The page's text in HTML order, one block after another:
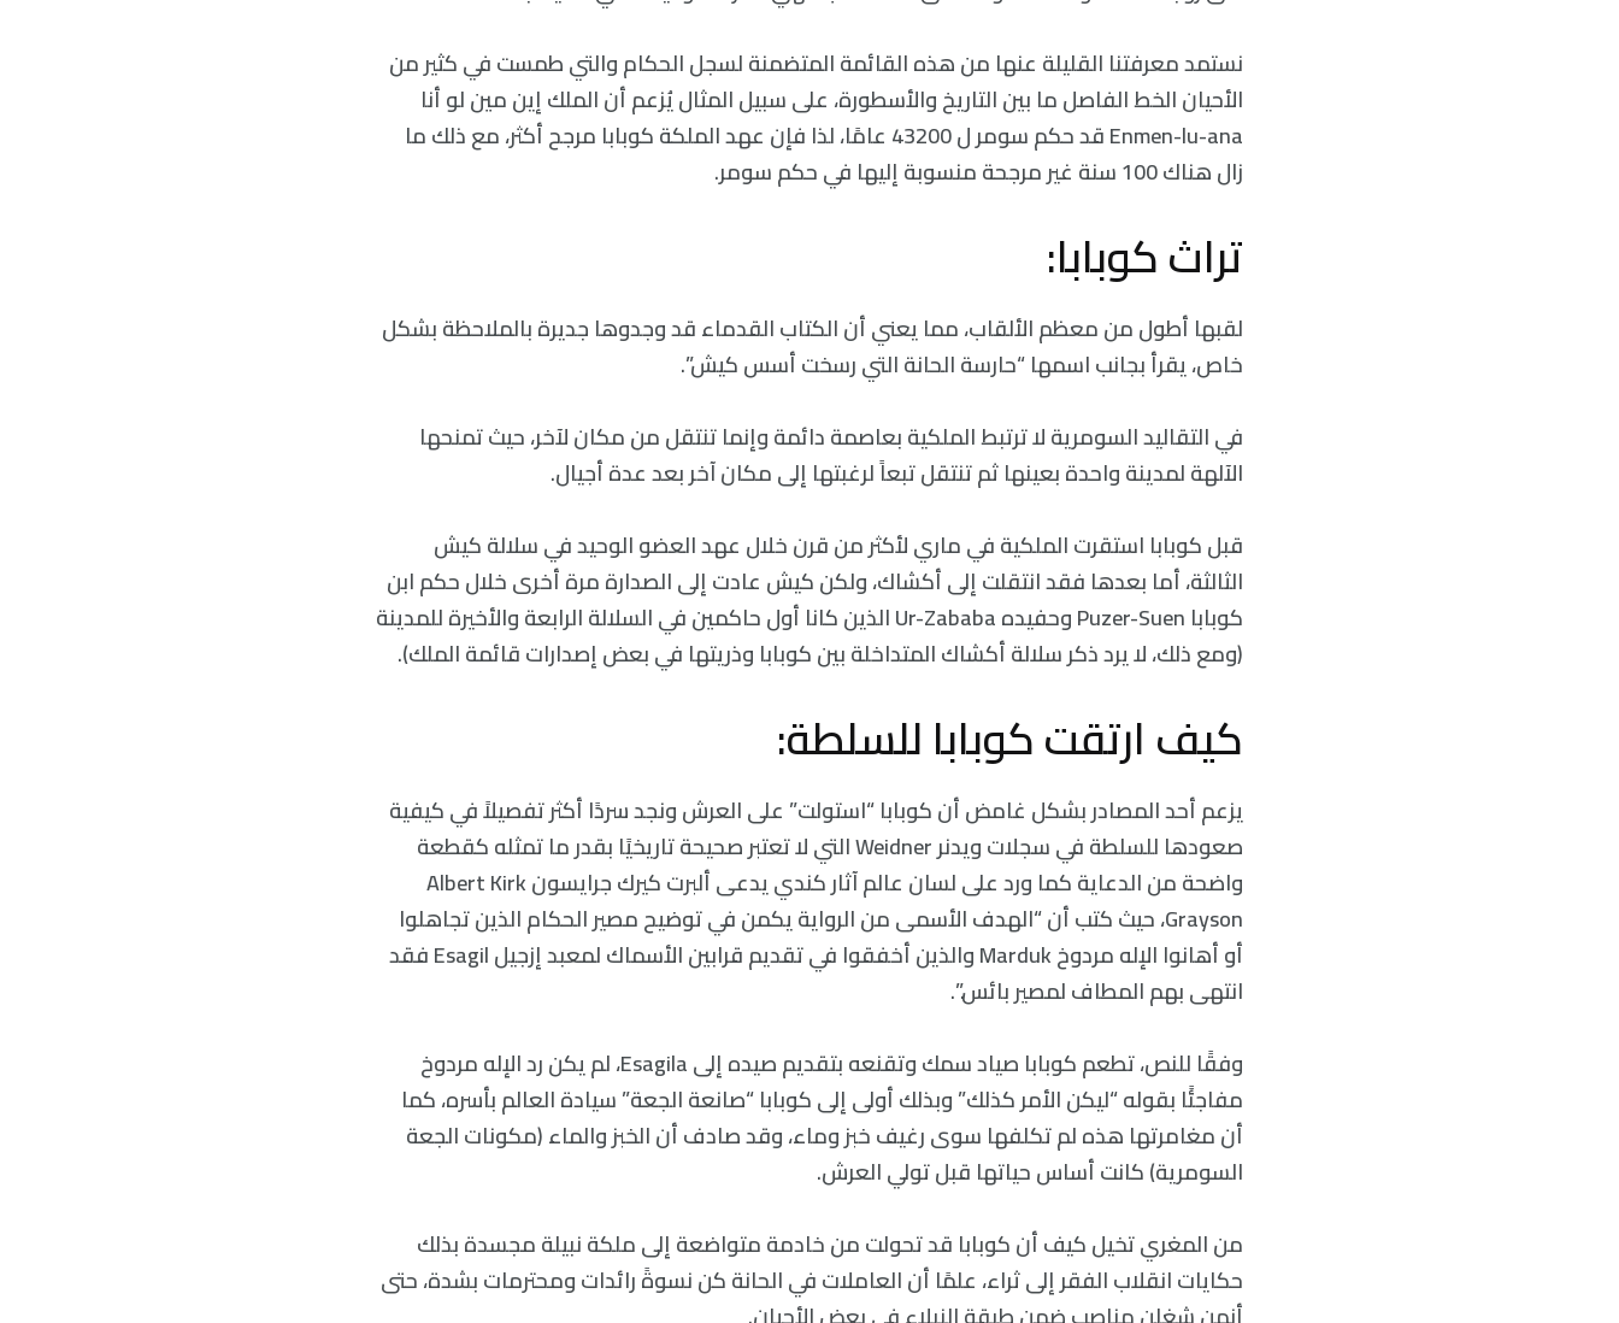
نستمد معرفتنا القليلة عنها من هذه القائمة المتضمنة لسجل الحكام والتي طمست في كثير من
الأحيان الخط الفاصل ما بين التاريخ والأسطورة، على سبيل المثال يُزعم أن الملك إين مين لو أنا
Enmen-lu-ana قد حكم سومر ل 43200 عامًا، لذا فإن عهد الملكة كوبابا مرجح أكثر، مع ذلك ما
زال هناك 100 سنة غير مرجحة منسوبة إليها في حكم سومر.
تراث كوبابا:
لقبها أطول من معظم الألقاب، مما يعني أن الكتاب القدماء قد وجدوها جديرة بالملاحظة بشكل
خاص، يقرأ بجانب اسمها “حارسة الحانة التي رسخت أسس كيش”.
في التقاليد السومرية لا ترتبط الملكية بعاصمة دائمة وإنما تنتقل من مكان لآخر، حيث تمنحها
الآلهة لمدينة واحدة بعينها ثم تنتقل تبعاً لرغبتها إلى مكان آخر بعد عدة أجيال.
قبل كوبابا استقرت الملكية في ماري لأكثر من قرن خلال عهد العضو الوحيد في سلالة كيش
الثالثة، أما بعدها فقد انتقلت إلى أكشاك، ولكن كيش عادت إلى الصدارة مرة أخرى خلال حكم ابن
كوبابا Puzer-Suen وحفيده Ur-Zababa الذين كانا أول حاكمين في السلالة الرابعة والأخيرة للمدينة
(ومع ذلك، لا يرد ذكر سلالة أكشاك المتداخلة بين كوبابا وذريتها في بعض إصدارات قائمة الملك).
كيف ارتقت كوبابا للسلطة:
يزعم أحد المصادر بشكل غامض أن كوبابا “استولت” على العرش ونجد سردًا أكثر تفصيلاً في كيفية
صعودها للسلطة في سجلات ويدنر Weidner التي لا تعتبر صحيحة تاريخيًا بقدر ما تمثله كقطعة
واضحة من الدعاية كما ورد على لسان عالم آثار كندي يدعى ألبرت كيرك جرايسون Albert Kirk
Grayson، حيث كتب أن “الهدف الأسمى من الرواية يكمن في توضيح مصير الحكام الذين تجاهلوا
أو أهانوا الإله مردوخ Marduk والذين أخفقوا في تقديم قرابين الأسماك لمعبد إزجيل Esagil فقد
انتهى بهم المطاف لمصير بائس.”.
وفقًا للنص، تطعم كوبابا صياد سمك وتقنعه بتقديم صيده إلى Esagila، لم يكن رد الإله مردوخ
مفاجئًا بقوله “ليكن الأمر كذلك” وبذلك أولى إلى كوبابا “صانعة الجعة” سيادة العالم بأسره، كما
أن مغامرتها هذه لم تكلفها سوى رغيف خبز وماء، وقد صادف أن الخبز والماء (مكونات الجعة
السومرية) كانت أساس حياتها قبل تولي العرش.
من المغري تخيل كيف أن كوبابا قد تحولت من خادمة متواضعة إلى ملكة نبيلة مجسدة بذلك
حكايات انقلاب الفقر إلى ثراء، علمًا أن العاملات في الحانة كن نسوةً رائدات ومحترمات بشدة، حتى